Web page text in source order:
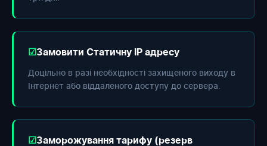
Замовити Статичну IP адресу
Доцільно в разі необхідності захищеного виходу в
Інтернет або віддаленого доступу до сервера.
Заморожування тарифу (резерв